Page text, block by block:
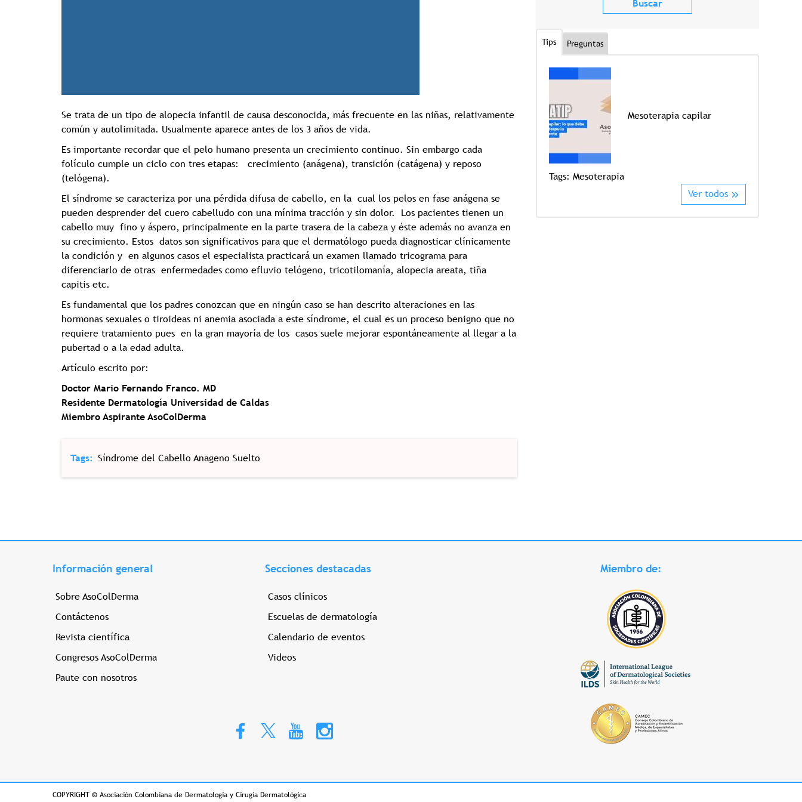
Se trata de un tipo de alopecia infantil de causa desconocida, más frecuente en las niñas, relativamente
común y autolimitada. Usualmente aparece antes de los 3 años de vida.
Es importante recordar que el pelo humano presenta un crecimiento continuo. Sin embargo cada
folículo cumple un ciclo con tres etapas: crecimiento (anágena), transición (catágena) y reposo
(telógena).
El síndrome se caracteriza por una pérdida difusa de cabello, en la cual los pelos en fase anágena se
pueden desprender del cuero cabelludo con una mínima tracción y sin dolor. Los pacientes tienen un
cabello muy fino y áspero, principalmente en la parte trasera de la cabeza y éste además no avanza en
su crecimiento. Estos datos son significativos para que el dermatólogo pueda diagnosticar clínicamente
la condición y en algunos casos el especialista practicará un examen llamado tricograma para
diferenciarlo de otras enfermedades como efluvio telógeno, tricotilomanía, alopecia areata, tiña
capitis etc.
Es fundamental que los padres conozcan que en ningún caso se han descrito alteraciones en las
hormonas sexuales o tiroideas ni anemia asociada a este síndrome, el cual es un proceso benigno que no
requiere tratamiento pues en la gran mayoría de los casos suele mejorar espontáneamente al llegar a la
pubertad o a la edad adulta.
Artículo escrito por:
Doctor Mario Fernando Franco. MD
Residente Dermatología Universidad de Caldas
Miembro Aspirante AsoColDerma
Tags Síndrome del Cabello Anageno Suelto
Tips Preguntas
Tricología: Expertos en
salud capilar
Mesoterapia capilar
Tags:Mesoterapia
Ver todos
Información general
Sobre AsoColDerma
Contáctenos
Revista científica
Congresos AsoColDerma
Paute con nosotros
Secciones destacadas
Casos clínicos
Escuelas de dermatología
Calendario de eventos
Videos
Miembro de:
COPYRIGHT © Asociación Colombiana de Dermatología y Cirugía Dermatológica